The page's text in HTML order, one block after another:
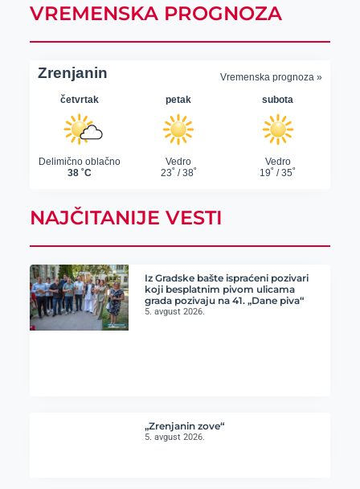
VREMENSKA PROGNOZA
NAJČITANIJE VESTI
Iz Gradske bašte ispraćeni pozivari
koji besplatnim pivom ulicama
grada pozivaju na 41. „Dane piva“
5. avgust 2026.
„Zrenjanin zove“
5. avgust 2026.